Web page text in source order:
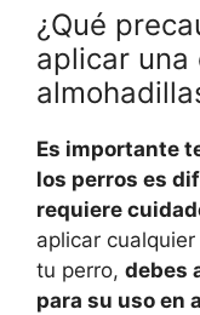
¿Qué
aplicar una
Es importante
los perros es
requiere
aplicar
tu perro, debes
para su uso en